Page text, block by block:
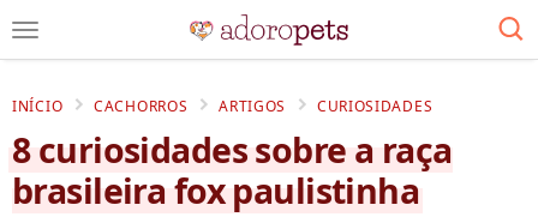
INÍCIO CACHORROS ARTIGOS CURIOSIDADES
8 curiosidades sobre a raça
brasileira fox paulistinha